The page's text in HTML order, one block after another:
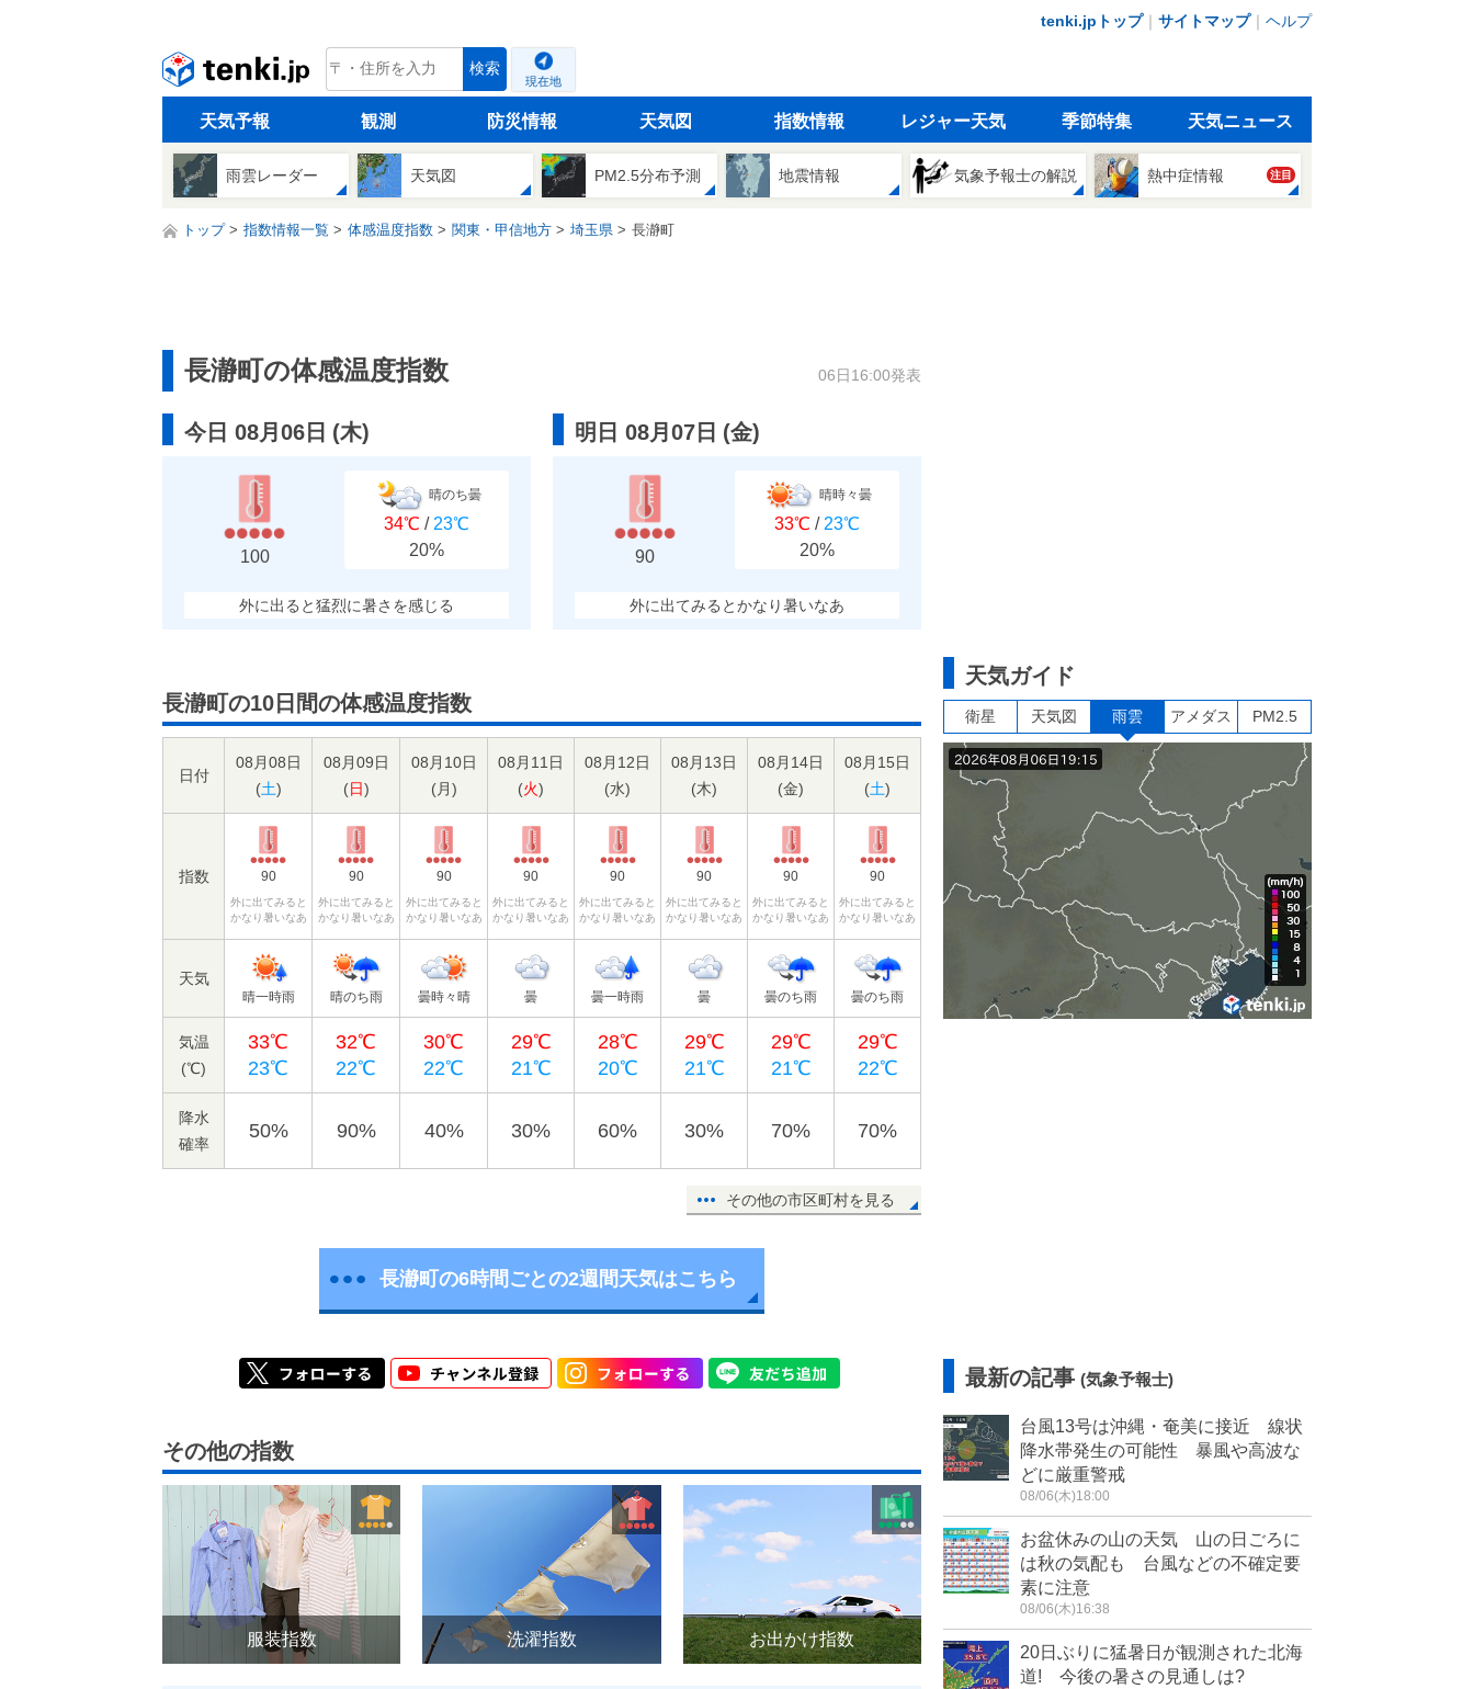
tenki.jpトップ｜ サイトマップ｜ ヘルプ
tenki.jp 検索
現在地
天気予報 観測 防災情報 天気図 指数情報 レジャー天気 季節特集 天気ニュース
雨雲レーダー 天気図 PM2.5分布予測 地震情報 気象予報士の解説 熱中症情報 注目
トップ 指数情報一覧 体感温度指数 関東・甲信地方 埼玉県 長瀞町
長瀞町の体感温度指数 06日16:00発表
今日 08月06日 (木)
100
晴のち曇
34℃ / 23℃
20%
外に出ると猛烈に暑さを感じる
明日 08月07日 (金)
90
晴時々曇
33℃ / 23℃
20%
外に出てみるとかなり暑いなあ
長瀞町の10日間の体感温度指数
日付
08月08日
(土)
08月09日
(日)
08月10日
(月)
08月11日
(火)
08月12日
(水)
08月13日
(木)
08月14日
(金)
08月15日
(土)
指数 90
外に出てみると
かなり暑いなあ
90
外に出てみると
かなり暑いなあ
90
外に出てみると
かなり暑いなあ
90
外に出てみると
かなり暑いなあ
90
外に出てみると
かなり暑いなあ
90
外に出てみると
かなり暑いなあ
90
外に出てみると
かなり暑いなあ
90
外に出てみると
かなり暑いなあ
天気
晴一時雨 晴のち雨 曇時々晴 曇 曇一時雨 曇 曇のち雨 曇のち雨
気温
(℃)
33℃
23℃
32℃
22℃
30℃
22℃
29℃
21℃
28℃
20℃
29℃
21℃
29℃
21℃
29℃
22℃
降水
確率
50% 90% 40% 30% 60% 30% 70% 70%
その他の市区町村を見る
長瀞町の6時間ごとの2週間天気はこちら
その他の指数
服装指数 洗濯指数 お出かけ指数
天気ガイド
衛星 天気図 雨雲 アメダス PM2.5
最新の記事 (気象予報士)
台風13号は沖縄・奄美に接近 線状
降水帯発生の可能性 暴風や高波な
どに厳重警戒
08/06(木)18:00
お盆休みの山の天気 山の日ごろに
は秋の気配も 台風などの不確定要
素に注意
08/06(木)16:38
20日ぶりに猛暑日が観測された北海
道! 今後の暑さの見通しは?